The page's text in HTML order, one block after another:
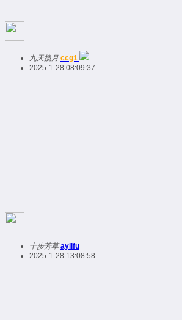
九天揽月 ccg1
2025-1-28 08:09:37
十步芳草 aylifu
2025-1-28 13:08:58